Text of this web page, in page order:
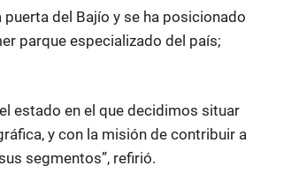
del Bajío y se ha posicionado
parque especializado del país;
estado en el que decidimos situar
y con la misión de contribuir a
segmentos”, refirió.